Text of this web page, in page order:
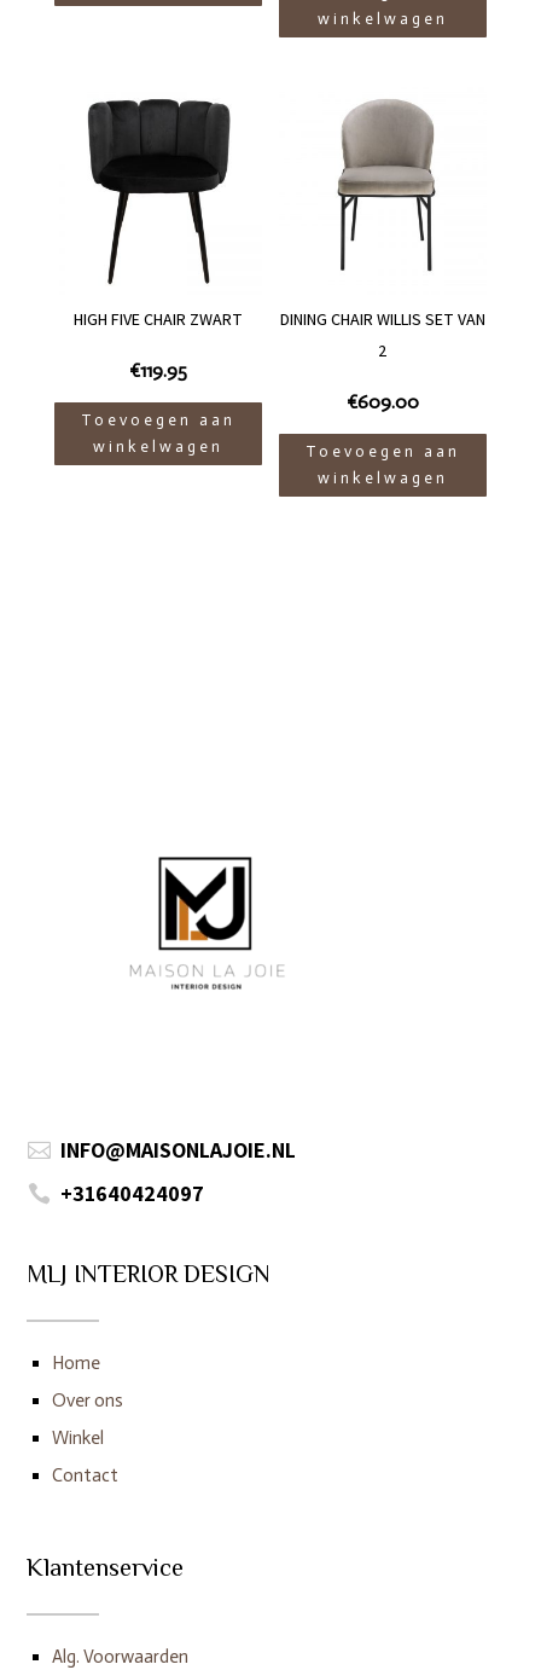
winkelwagen
HIGH FIVE CHAIR ZWART
€119.95
Toevoegen aan
winkelwagen
DINING CHAIR WILLIS SET VAN
2
€609.00
Toevoegen aan
winkelwagen
 INFO@MAISONLAJOIE.NL
 +31640424097
MLJ INTERIOR DESIGN
Home
Over ons
Winkel
Contact
Klantenservice
Alg. Voorwaarden